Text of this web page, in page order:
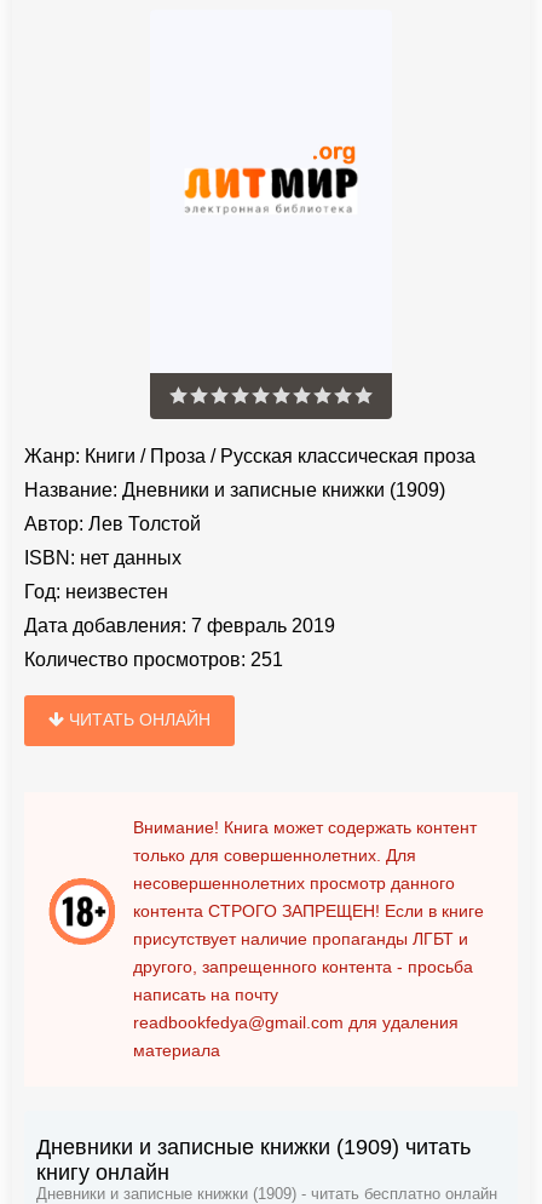
Жанр: Книги / Проза / Русская классическая проза
Название: Дневники и записные книжки (1909)
Автор: Лев Толстой
ISBN: нет данных
Год: неизвестен
Дата добавления: 7 февраль 2019
Количество просмотров: 251
ЧИТАТЬ ОНЛАЙН
Внимание! Книга может содержать контент
только для совершеннолетних. Для
несовершеннолетних просмотр данного
контента СТРОГО ЗАПРЕЩЕН! Если в книге
присутствует наличие пропаганды ЛГБТ и
другого, запрещенного контента - просьба
написать на почту
readbookfedya@gmail.com для удаления
материала
Дневники и записные книжки (1909) читать
книгу онлайн
Дневники и записные книжки (1909) - читать бесплатно онлайн